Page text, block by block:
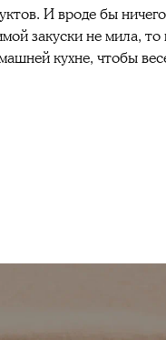
. И вроде бы
закускине мила,
кухне, чтобы